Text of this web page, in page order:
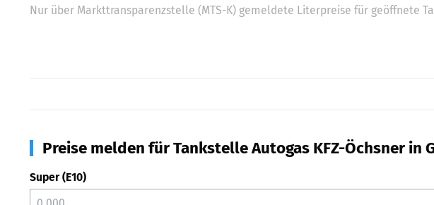
Nur über Markttransparenzstelle (MTS-K) gemeldete Literpreise für geöffnete
Preise melden für Tankstelle Autogas KFZ-Öchsner
Super (E10)